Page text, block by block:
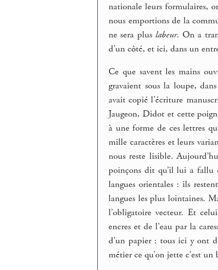
nationale leurs formulaires,
nous emportions de la
ne sera plus labeur. On a
d’un côté, et ici, dans un
Ce que savent les mains
gravaient sous la loupe,
avait copié l’écriture
Jaugeon, Didot et cette
à une forme de ces lettres
mille caractères et leurs
nous reste lisible.
poinçons dit qu’il lui a fallu
langues orientales : ils
langues les plus lointaines.
l’obligatoire vecteur. Et
encres et de l’eau par la
d’un papier : tous ici y ont
métier ce qu’on jette c’est